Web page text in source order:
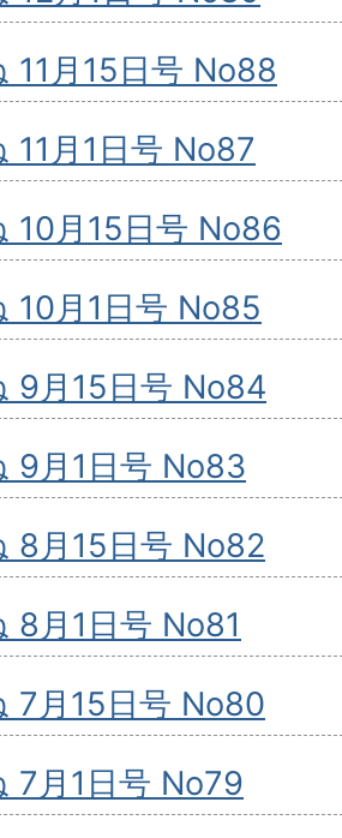
11月15日号 No88
11月1日号 No87
10月15日号 No86
10月1日号 No85
9月15日号 No84
9月1日号 No83
8月15日号 No82
8月1日号 No81
7月15日号 No80
7月1日号 No79